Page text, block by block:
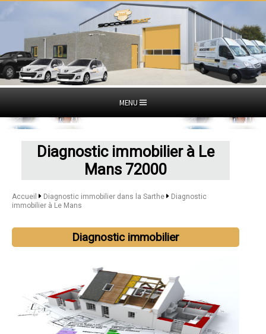
MENU
Diagnostic immobilier à Le
Mans 72000
Accueil Diagnostic immobilier dans la Sarthe
Diagnostic
immobilier à Le Mans
Diagnostic immobilier